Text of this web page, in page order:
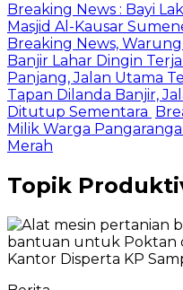
Breaking News : Bayi
Masjid Al-Kausar
Breaking News,
Banjir Lahar Dingin
Panjang, Jalan Utama
Tapan Dilanda Banjir,
Ditutup Sementara
Milik Warga
Merah
Topik